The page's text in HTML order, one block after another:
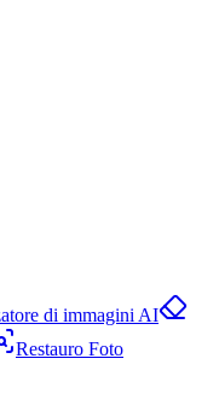
di immagini AI
Restauro Foto